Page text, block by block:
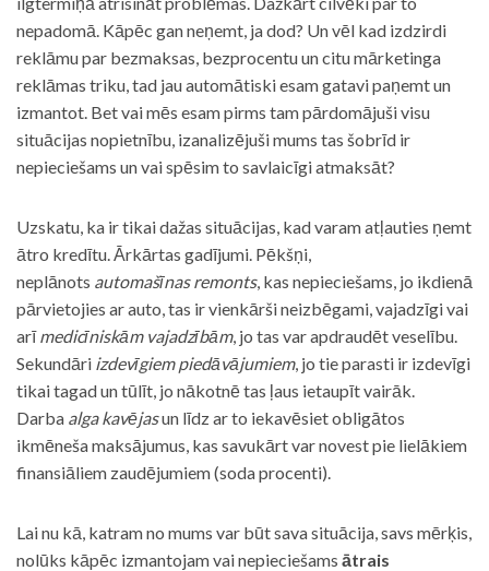
nepadomā. Kāpēc gan neņemt, ja dod? Un vēl kad izdzirdi
reklāmu par bezmaksas, bezprocentu un citu mārketinga
reklāmas triku, tad jau automātiski esam gatavi paņemt un
izmantot. Bet vai mēs esam pirms tam pārdomājuši visu
situācijas nopietnību, izanalizējuši mums tas šobrīd ir
nepieciešams un vai spēsim to savlaicīgi atmaksāt?
Uzskatu, ka ir tikai dažas situācijas, kad varam atļauties ņemt
ātro kredītu. Ārkārtas gadījumi. Pēkšņi,
neplānots automašīnas remonts, kas nepieciešams, jo ikdienā
pārvietojies ar auto, tas ir vienkārši neizbēgami, vajadzīgi vai
arīmedicīniskām vajadzībām, jo tas var apdraudēt veselību.
Sekundāri izdevīgiem piedāvājumiem, jo tie parasti ir izdevīgi
tikai tagad un tūlīt, jo nākotnē tas ļaus ietaupīt vairāk.
Darba alga kavējasun līdz ar to iekavēsiet obligātos
ikmēneša maksājumus, kas savukārt var novest pie lielākiem
finansiāliem zaudējumiem (soda procenti).
Lai nu kā, katram no mums var būt sava situācija, savs mērķis,
nolūks kāpēc izmantojam vai nepieciešams ātrais